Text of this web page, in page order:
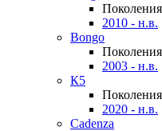
2010 - н.в.
Bongo
2003 - н.в.
К5
2020 - н.в.
Cadenza